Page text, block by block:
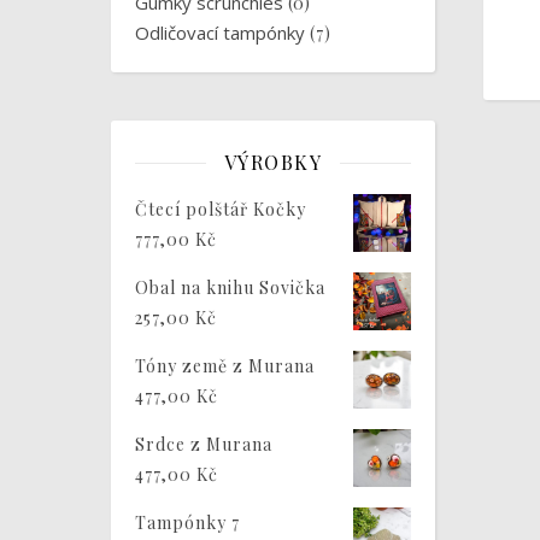
Odličovací tampónky (7)
VÝROBKY
Čtecí polštář Kočky
777,00 Kč
Obal na knihu Sovička
257,00 Kč
Tóny země z Murana
477,00 Kč
Srdce z Murana
477,00 Kč
Tampónky 7